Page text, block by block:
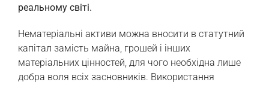
реальному світі.
Нематеріальні активи можна вносити в статутний
капітал замість майна, грошей і інших
матеріальних цінностей, для чого необхідна лише
добра воля всіх засновників. Використання